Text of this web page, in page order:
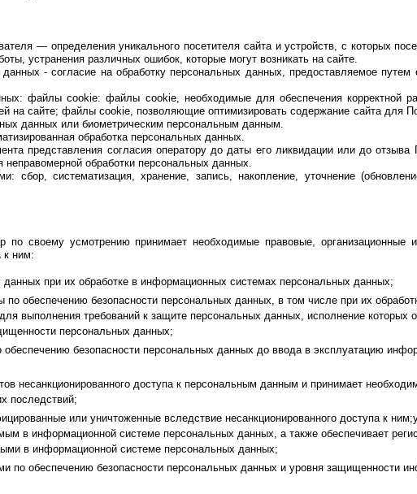
— определения уникального посетителя сайта и устройств, с которых
устранения различных ошибок, которые могут возникать на сайте.
- согласие на обработку персональных данных, предоставляемое путем
файлы cookie: файлы cookie, необходимые для обеспечения корректной
на сайте; файлы cookie, позволяющие оптимизировать содержание сайта для
данных или биометрическим персональным данным.
обработка персональных данных.
представления согласия оператору до даты его ликвидации или до отзыва
обработки персональных данных.
сбор, систематизация, хранение, запись, накопление, уточнение
по своему усмотрению принимает необходимые правовые, организационные
к ним:
данных при их обработке в информационных системах персональных данных;
по обеспечению безопасности персональных данных, в том числе при их
выполнения требований к защите персональных данных, исполнение которых
персональных данных;
безопасности персональных данных до ввода в эксплуатацию
несанкционированного доступа к персональным данным и принимает
последствий;
или уничтоженные вследствие несанкционированного доступа к
в информационной системе персональных данных, а также обеспечивает
в информационной системе персональных данных;
по обеспечению безопасности персональных данных и уровня защищенности